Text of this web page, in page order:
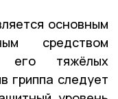
основным
средством
его тяжёлых
гриппа следует